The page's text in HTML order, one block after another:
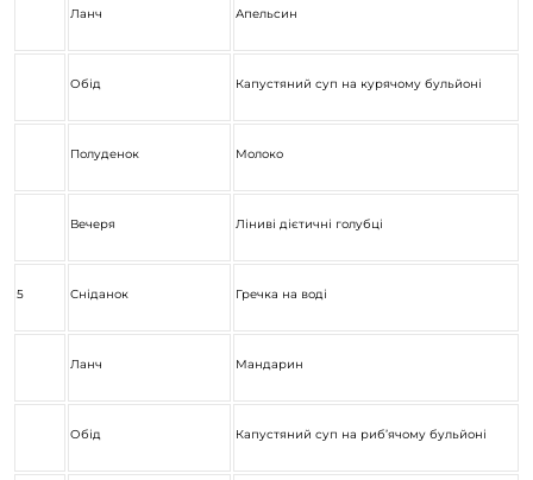
Ланч Апельсин
Обід Капустяний суп на курячому бульйоні
Полуденок Молоко
Вечеря Ліниві дієтичні голубці
5 Сніданок Гречка на воді
Ланч Мандарин
Обід Капустяний суп на риб’ячому бульйоні